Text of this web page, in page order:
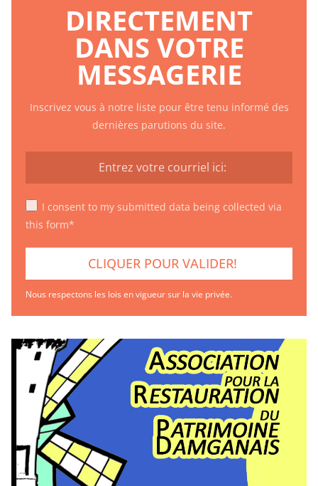
DIRECTEMENT
DANS VOTRE
MESSAGERIE
Inscrivez vous à notre liste pour être tenu informé des
dernières parutions du site.
I consent to my submitted data being collected via
this form*
Nous respectons les lois en vigueur sur la vie privée.